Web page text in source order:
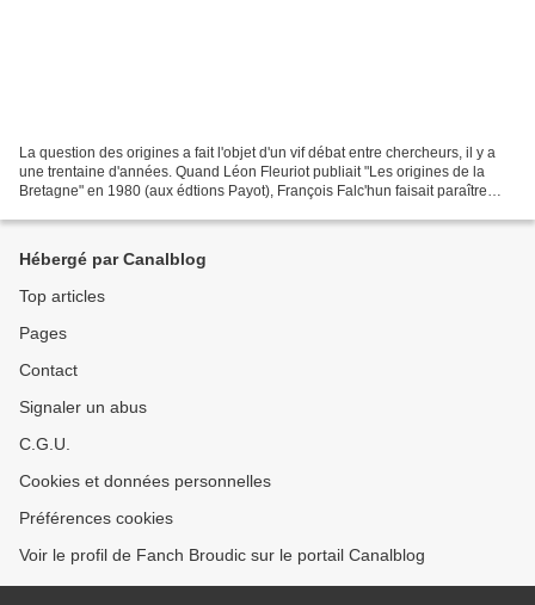
La question des origines a fait l'objet d'un vif débat entre chercheurs, il y a
une trentaine d'années. Quand Léon Fleuriot publiait "Les origines de la
Bretagne" en 1980 (aux édtions Payot), François Falc'hun faisait paraître
Hébergé par Canalblog
Top articles
Pages
Contact
Signaler un abus
C.G.U.
Cookies et données personnelles
Préférences cookies
Voir le profil de Fanch Broudic sur le portail Canalblog